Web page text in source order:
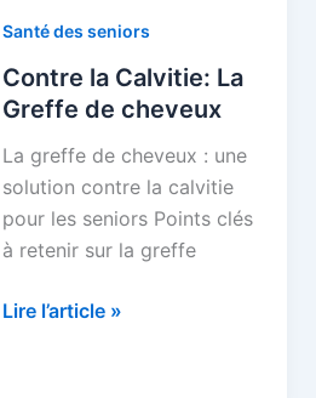
Santé des seniors
Contre la Calvitie: La
Greffe de cheveux
La greffe de cheveux : une
solution contre la calvitie
pour les seniors Points clés
à retenir sur la greffe
Contre
Lire l’article »